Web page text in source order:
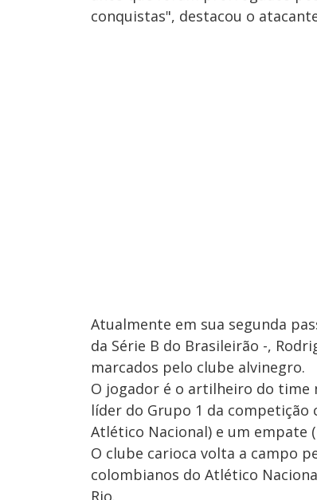
conquistas", destacou o
Atualmente em sua segunda
da Série B do Brasileirão -,
marcados pelo clube alvinegro.
O jogador é o artilheiro do time
líder do Grupo 1 da
Atlético Nacional) e um empate
O clube carioca volta a campo
colombianos do Atlético
Rio.